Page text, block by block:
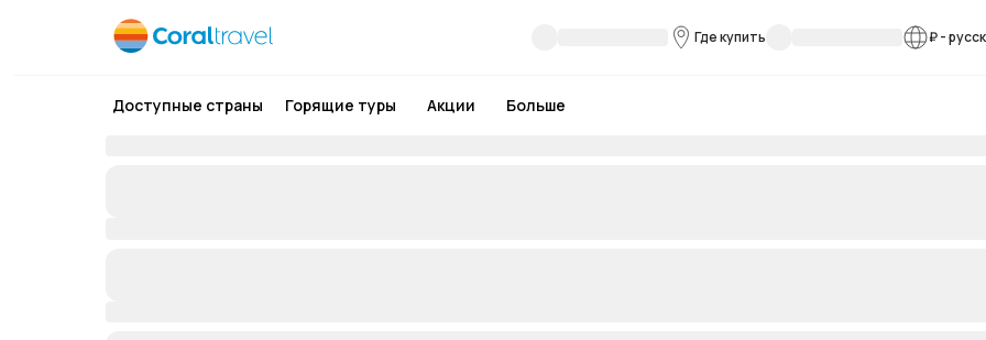
Где купить ₽-
Доступные страны Горящие туры Акции Больше